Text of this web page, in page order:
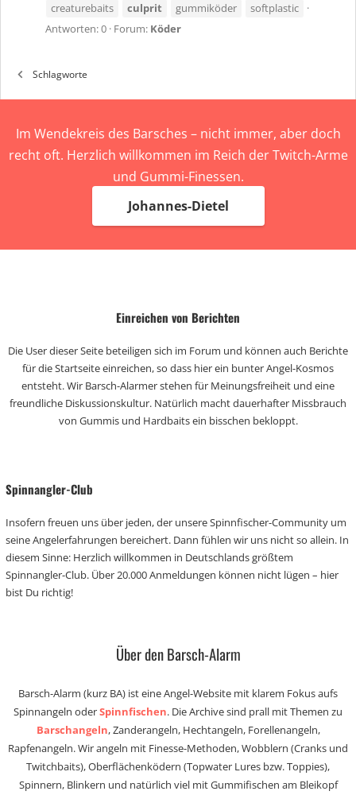
creaturebaits
culprit gummiköder
softplastic
Antworten: 0 Forum: Köder
Schlagworte
Im Wendekreis des Barsches – nicht immer, aber doch
recht oft. Herzlich willkommen im Reich der Twitch-Arme
und Gummi-Finessen.
Johannes-Dietel
Einreichen von Berichten
Die User dieser Seite beteiligen sich im Forum und können auch Berichte
für die Startseite einreichen, so dass hier ein bunter Angel-Kosmos
entsteht. Wir Barsch-Alarmer stehen für Meinungsfreiheit und eine
freundliche Diskussionskultur. Natürlich macht dauerhafter Missbrauch
von Gummis und Hardbaits ein bisschen bekloppt.
Spinnangler-Club
Insofern freuen uns über jeden, der unsere Spinnfischer-Community um
seine Angelerfahrungen bereichert. Dann fühlen wir uns nicht so allein. In
diesem Sinne: Herzlich willkommen in Deutschlands größtem
Spinnangler-Club. Über 20.000 Anmeldungen können nicht lügen – hier
bist Du richtig!
Über den Barsch-Alarm
Barsch-Alarm (kurz BA) ist eine Angel-Website mit klarem Fokus aufs
Spinnangeln oderSpinnfischen. Die Archive sind prall mit Themen zu
Barschangeln, Zanderangeln, Hechtangeln, Forellenangeln,
Rapfenangeln. Wir angeln mit Finesse-Methoden, Wobblern (Cranks und
Twitchbaits), Oberflächenködern (Topwater Lures bzw. Toppies),
Spinnern, Blinkern und natürlich viel mit Gummifischen am Bleikopf